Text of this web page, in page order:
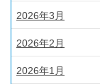
2026年3月
2026年2月
2026年1月